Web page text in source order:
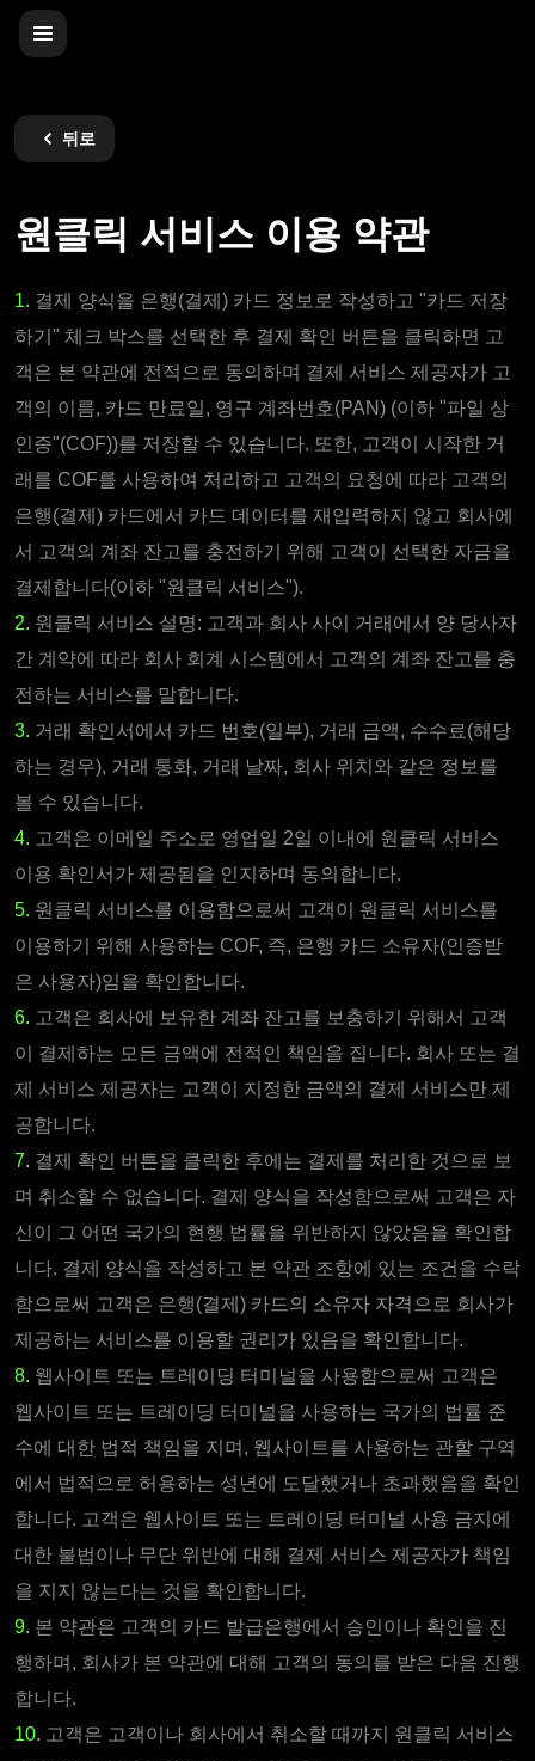
뒤로
원클릭 서비스 이용 약관
1. 결제 양식을 은행(결제) 카드 정보로 작성하고 "카드 저장
하기" 체크 박스를 선택한 후 결제 확인 버튼을 클릭하면 고
객은 본 약관에 전적으로 동의하며 결제 서비스 제공자가 고
객의 이름, 카드 만료일, 영구 계좌번호(PAN) (이하 "파일 상
인증"(COF))를 저장할 수 있습니다. 또한, 고객이 시작한 거
래를 COF를 사용하여 처리하고 고객의 요청에 따라 고객의
은행(결제) 카드에서 카드 데이터를 재입력하지 않고 회사에
서 고객의 계좌 잔고를 충전하기 위해 고객이 선택한 자금을
결제합니다(이하 "원클릭 서비스").
2. 원클릭 서비스 설명: 고객과 회사 사이 거래에서 양 당사자
간 계약에 따라 회사 회계 시스템에서 고객의 계좌 잔고를 충
전하는 서비스를 말합니다.
3. 거래 확인서에서 카드 번호(일부), 거래 금액, 수수료(해당
하는 경우), 거래 통화, 거래 날짜, 회사 위치와 같은 정보를
볼 수 있습니다.
4. 고객은 이메일 주소로 영업일 2일 이내에 원클릭 서비스
이용 확인서가 제공됨을 인지하며 동의합니다.
5. 원클릭 서비스를 이용함으로써 고객이 원클릭 서비스를
이용하기 위해 사용하는 COF, 즉, 은행 카드 소유자(인증받
은 사용자)임을 확인합니다.
6. 고객은 회사에 보유한 계좌 잔고를 보충하기 위해서 고객
이 결제하는 모든 금액에 전적인 책임을 집니다. 회사 또는 결
제 서비스 제공자는 고객이 지정한 금액의 결제 서비스만 제
공합니다.
7. 결제 확인 버튼을 클릭한 후에는 결제를 처리한 것으로 보
며 취소할 수 없습니다. 결제 양식을 작성함으로써 고객은 자
신이 그 어떤 국가의 현행 법률을 위반하지 않았음을 확인합
니다. 결제 양식을 작성하고 본 약관 조항에 있는 조건을 수락
함으로써 고객은 은행(결제) 카드의 소유자 자격으로 회사가
제공하는 서비스를 이용할 권리가 있음을 확인합니다.
8. 웹사이트 또는 트레이딩 터미널을 사용함으로써 고객은
웹사이트 또는 트레이딩 터미널을 사용하는 국가의 법률 준
수에 대한 법적 책임을 지며, 웹사이트를 사용하는 관할 구역
에서 법적으로 허용하는 성년에 도달했거나 초과했음을 확인
합니다. 고객은 웹사이트 또는 트레이딩 터미널 사용 금지에
대한 불법이나 무단 위반에 대해 결제 서비스 제공자가 책임
을 지지 않는다는 것을 확인합니다.
9. 본 약관은 고객의 카드 발급은행에서 승인이나 확인을 진
행하며, 회사가 본 약관에 대해 고객의 동의를 받은 다음 진행
합니다.
10. 고객은 고객이나 회사에서 취소할 때까지 원클릭 서비스